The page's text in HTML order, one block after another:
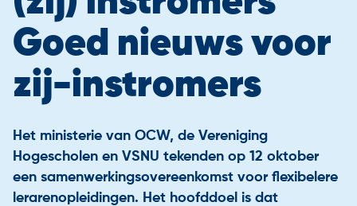
Goed nieuws voor
zij-instromers
Het ministerie van OCW, de Vereniging
Hogescholen en VSNU tekenden op 12 oktober
een samenwerkingsovereenkomst voor flexibelere
lerarenopleidingen. Het hoofddoel is dat